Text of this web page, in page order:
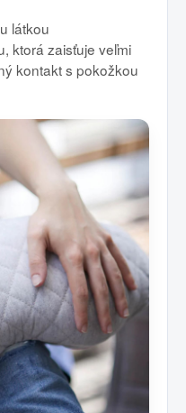
látkou
ktorá zaisťuje veľmi
kontakt s pokožkou